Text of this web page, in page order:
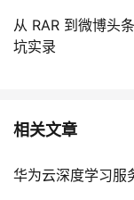
从 RAR 到微博头
坑实录
相关文章
华为云深度学习服